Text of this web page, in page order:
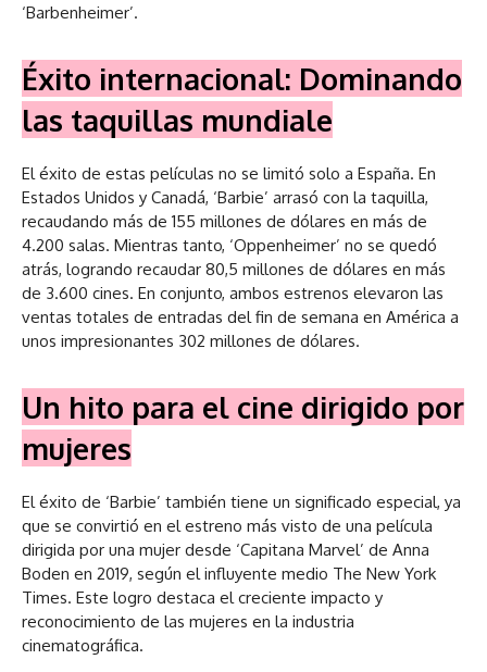
‘Barbenheimer’.
Éxito internacional: Dominando
las taquillas mundiale
El éxito de estas películas no se limitó solo a España. En
Estados Unidos y Canadá, ‘Barbie’ arrasó con la taquilla,
recaudando más de 155 millones de dólares en más de
4.200 salas. Mientras tanto, ‘Oppenheimer’ no se quedó
atrás, logrando recaudar 80,5 millones de dólares en más
de 3.600 cines. En conjunto, ambos estrenos elevaron las
ventas totales de entradas del fin de semana en América a
unos impresionantes 302 millones de dólares.
Un hito para el cine dirigido por
mujeres
El éxito de ‘Barbie’ también tiene un significado especial, ya
que se convirtió en el estreno más visto de una película
dirigida por una mujer desde ‘Capitana Marvel’ de Anna
Boden en 2019, según el influyente medio The New York
Times. Este logro destaca el creciente impacto y
reconocimiento de las mujeres en la industria
cinematográfica.